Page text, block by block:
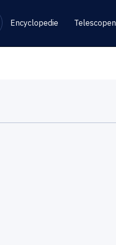
Encyclopedie Telescopen